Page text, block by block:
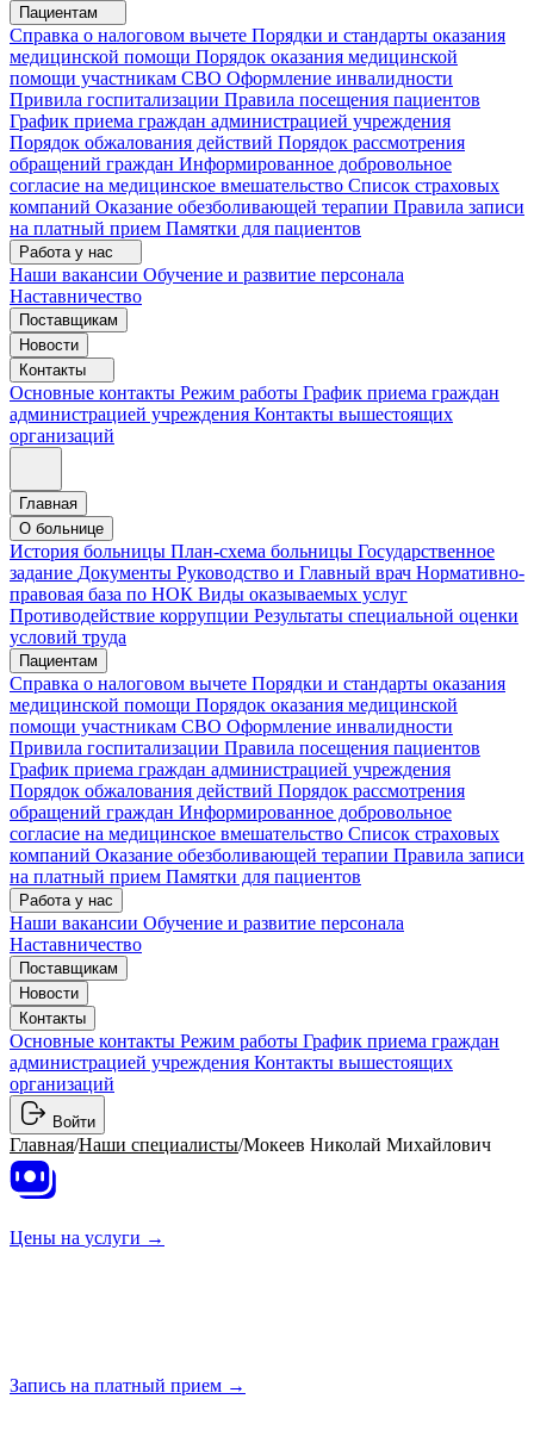
Пациентам
Справка о налоговом вычете Порядки и стандарты оказания
медицинской помощи Порядок оказания медицинской
помощи участникам СВО Оформление инвалидности
Привила госпитализации Правила посещения пациентов
График приема граждан администрацией учреждения
Порядок обжалования действий Порядок рассмотрения
обращений граждан Информированное добровольное
согласие на медицинское вмешательство Список страховых
компаний Оказание обезболивающей терапии Правила записи
на платный прием Памятки для пациентов
Работа у нас
Наши вакансии Обучение и развитие персонала
Наставничество
Поставщикам
Новости
Контакты
Основные контакты Режим работы График приема граждан
администрацией учреждения Контакты вышестоящих
организаций
Главная
О больнице
История больницы План-схема больницы Государственное
задание Документы Руководство и Главный врач Нормативно-
правовая база по НОК Виды оказываемых услуг
Противодействие коррупции Результаты специальной оценки
условий труда
Пациентам
Справка о налоговом вычете Порядки и стандарты оказания
медицинской помощи Порядок оказания медицинской
помощи участникам СВО Оформление инвалидности
Привила госпитализации Правила посещения пациентов
График приема граждан администрацией учреждения
Порядок обжалования действий Порядок рассмотрения
обращений граждан Информированное добровольное
согласие на медицинское вмешательство Список страховых
компаний Оказание обезболивающей терапии Правила записи
на платный прием Памятки для пациентов
Работа у нас
Наши вакансии Обучение и развитие персонала
Наставничество
Поставщикам
Новости
Контакты
Основные контакты Режим работы График приема граждан
администрацией учреждения Контакты вышестоящих
организаций
Войти
Главная/Наши специалисты/Мокеев Николай Михайлович
Цены на услуги →
Запись на платный прием →